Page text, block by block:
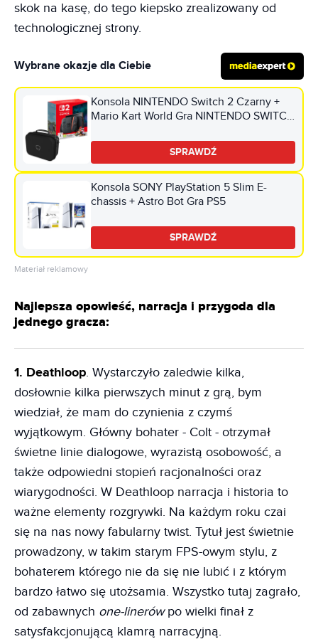
skok na kasę, do tego kiepsko zrealizowany od
technologicznej strony.
Wybrane okazje dla Ciebie
Konsola NINTENDO Switch 2 Czarny +
Mario Kart World Gra NINTENDO SWITCH
Switch/Switch 2/Switch Oled Czarny
SPRAWDŹ
Konsola SONY PlayStation 5 Slim E-
chassis + Astro Bot Gra PS5
SPRAWDŹ
Materiał reklamowy
Najlepsza opowieść, narracja i przygoda dla
jednego gracza:
1. Deathloop. Wystarczyło zaledwie kilka,
dosłownie kilka pierwszych minut z grą, bym
wiedział, że mam do czynienia z czymś
wyjątkowym. Główny bohater - Colt - otrzymał
świetne linie dialogowe, wyrazistą osobowość, a
także odpowiedni stopień racjonalności oraz
wiarygodności. W Deathloop narracja i historia to
ważne elementy rozgrywki. Na każdym roku czai
się na nas nowy fabularny twist. Tytuł jest świetnie
prowadzony, w takim starym FPS-owym stylu, z
bohaterem którego nie da się nie lubić i z którym
bardzo łatwo się utożsamia. Wszystko tutaj zagrało,
od zabawnych one-linerówpo wielki finał z
satysfakcjonującą klamrą narracyjną.